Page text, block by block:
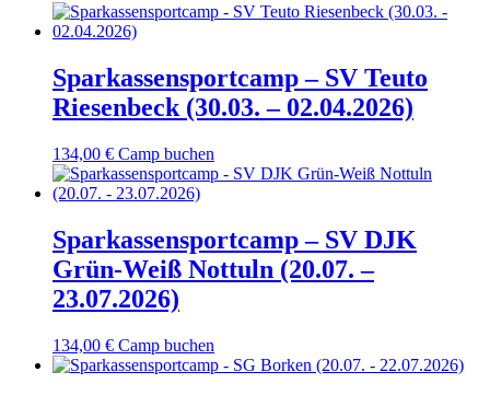
Sparkassensportcamp – SV Teuto
Riesenbeck (30.03. – 02.04.2026)
134,00 € Camp buchen
Sparkassensportcamp – SV DJK
Grün-Weiß Nottuln (20.07. –
23.07.2026)
134,00 € Camp buchen